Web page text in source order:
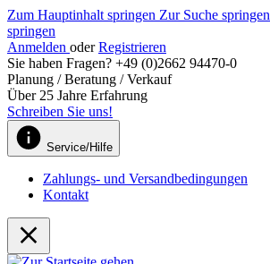
Zum Hauptinhalt springen Zur Suche springen
springen
Anmelden oder Registrieren
Sie haben Fragen? +49 (0)2662 94470-0
Planung / Beratung / Verkauf
Über 25 Jahre Erfahrung
Schreiben Sie uns!
Service/Hilfe
Zahlungs- und Versandbedingungen
Kontakt